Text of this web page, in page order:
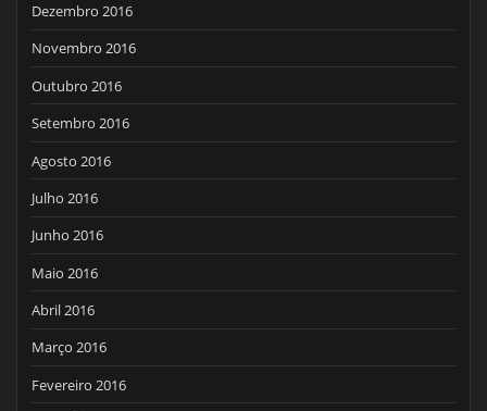
Dezembro 2016
Novembro 2016
Outubro 2016
Setembro 2016
Agosto 2016
Julho 2016
Junho 2016
Maio 2016
Abril 2016
Março 2016
Fevereiro 2016